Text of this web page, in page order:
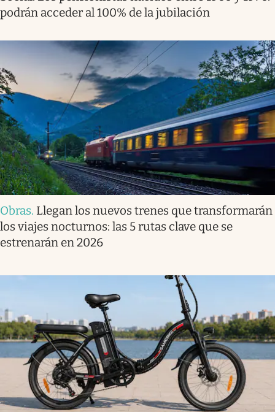
podrán acceder al 100% de la jubilación
Obras. Llegan los nuevos trenes que transformarán
los viajes nocturnos: las 5 rutas clave que se
estrenarán en 2026